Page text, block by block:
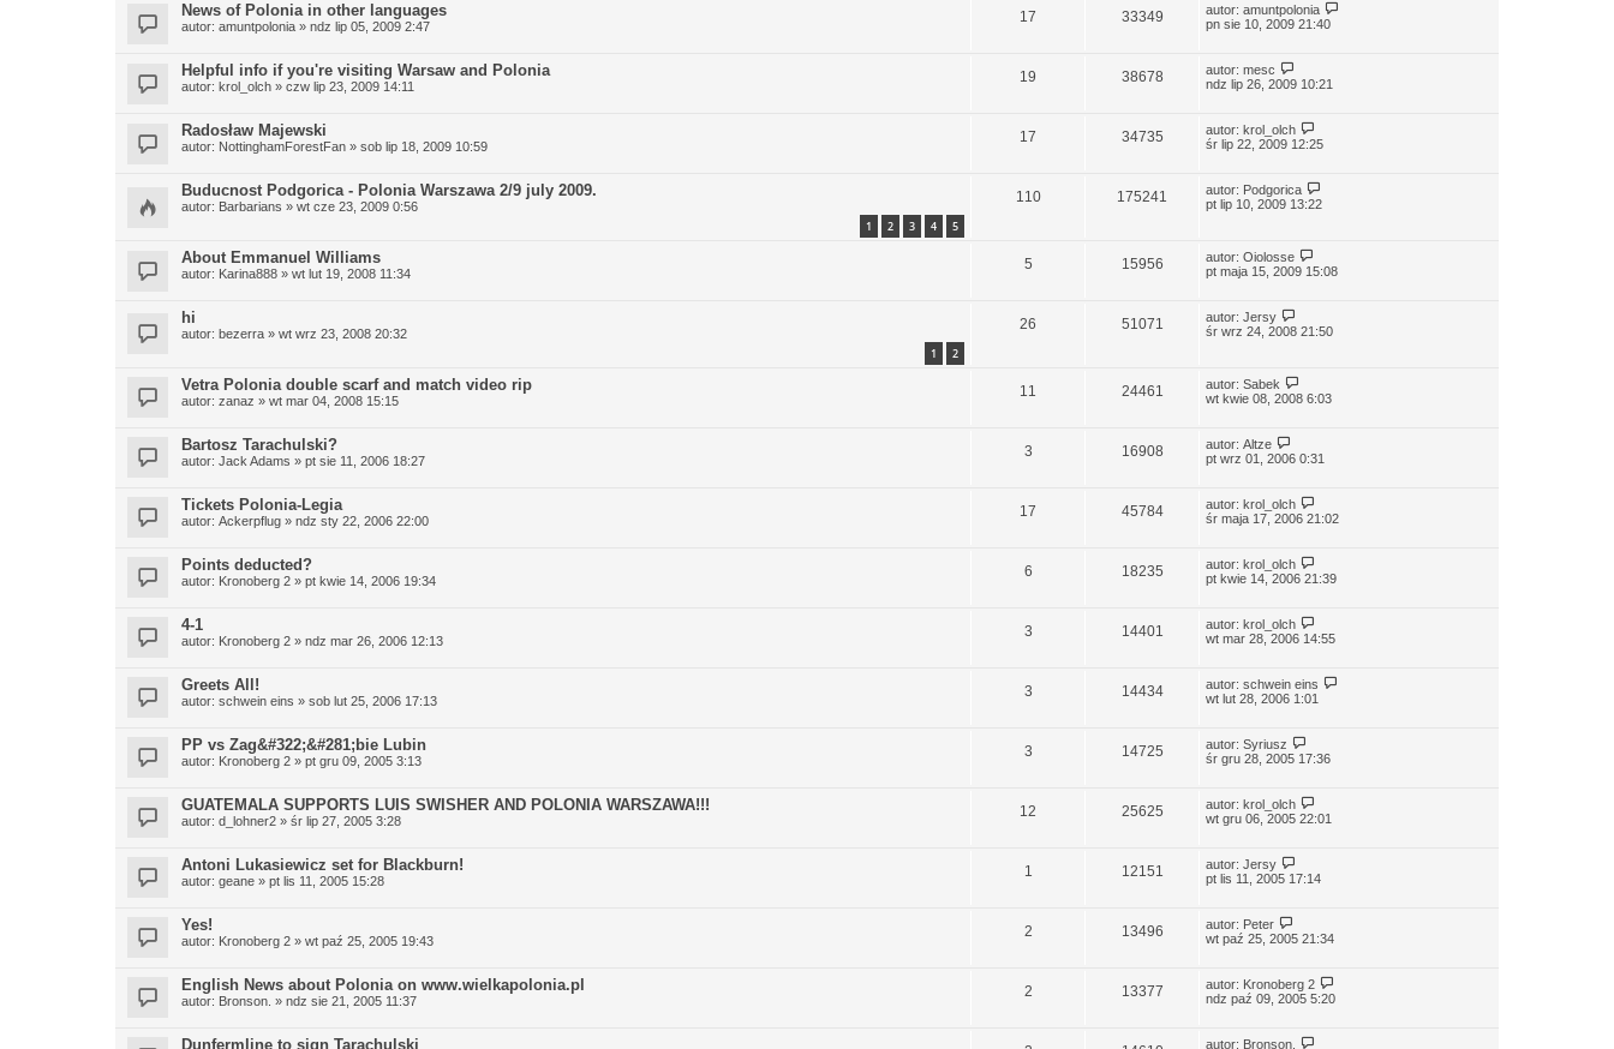
News of Polonia in other languages
autor: amuntpolonia » ndz lip 05, 2009 2:47
17 33349 autor: amuntpolonia
pn sie 10, 2009 21:40
Helpful info if you're visiting Warsaw and Polonia
autor: krol_olch » czw lip 23, 2009 14:11
19 38678 autor: mesc
ndz lip 26, 2009 10:21
Radosław Majewski
autor: NottinghamForestFan » sob lip 18, 2009 10:59
17 34735 autor: krol_olch
śr lip 22, 2009 12:25
Buducnost Podgorica - Polonia Warszawa 2/9 july 2009.
autor: Barbarians » wt cze 23, 2009 0:56
1 2 3 4 5
110 175241 autor: Podgorica
pt lip 10, 2009 13:22
About Emmanuel Williams
autor: Karina888 » wt lut 19, 2008 11:34
5 15956 autor: Oiolosse
pt maja 15, 2009 15:08
hi
autor: bezerra » wt wrz 23, 2008 20:32
1 2
26 51071 autor: Jersy
śr wrz 24, 2008 21:50
Vetra Polonia double scarf and match video rip
autor: zanaz » wt mar 04, 2008 15:15
11 24461 autor: Sabek
wt kwie 08, 2008 6:03
Bartosz Tarachulski?
autor: Jack Adams » pt sie 11, 2006 18:27
3 16908 autor: Altze
pt wrz 01, 2006 0:31
Tickets Polonia-Legia
autor: Ackerpflug » ndz sty 22, 2006 22:00
17 45784 autor: krol_olch
śr maja 17, 2006 21:02
Points deducted?
autor: Kronoberg 2 » pt kwie 14, 2006 19:34
6 18235 autor: krol_olch
pt kwie 14, 2006 21:39
4-1
autor: Kronoberg 2 » ndz mar 26, 2006 12:13
3 14401 autor: krol_olch
wt mar 28, 2006 14:55
Greets All!
autor: schwein eins » sob lut 25, 2006 17:13
3 14434 autor: schwein eins
wt lut 28, 2006 1:01
PP vs Zag&#322;&#281;bie Lubin
autor: Kronoberg 2 » pt gru 09, 2005 3:13
3 14725 autor: Syriusz
śr gru 28, 2005 17:36
GUATEMALA SUPPORTS LUIS SWISHER AND POLONIA WARSZAWA!!!
autor: d_lohner2 » śr lip 27, 2005 3:28
12 25625 autor: krol_olch
wt gru 06, 2005 22:01
Antoni Lukasiewicz set for Blackburn!
autor: geane » pt lis 11, 2005 15:28
1 12151 autor: Jersy
pt lis 11, 2005 17:14
Yes!
autor: Kronoberg 2 » wt paź 25, 2005 19:43
2 13496 autor: Peter
wt paź 25, 2005 21:34
English News about Polonia on www.wielkapolonia.pl
autor: Bronson. » ndz sie 21, 2005 11:37
2 13377 autor: Kronoberg 2
ndz paź 09, 2005 5:20
Dunfermline to sign Tarachulski autor: Bronson.